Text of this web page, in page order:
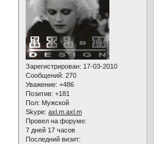
Зарегистрирован: 17-03-2010
Сообщений: 270
Уважение: +486
Позитив: +181
Пол: Мужской
Skype: axl.m.axl.m
Провел на форуме:
7 дней 17 часов
Последний визит: